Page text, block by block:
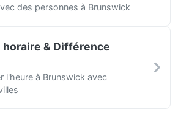
des personnes à Brunswick
horaire & Différence
l'heure à Brunswick avec